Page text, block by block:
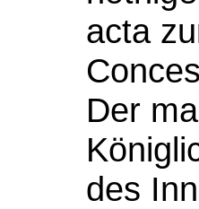
acta
Der
des